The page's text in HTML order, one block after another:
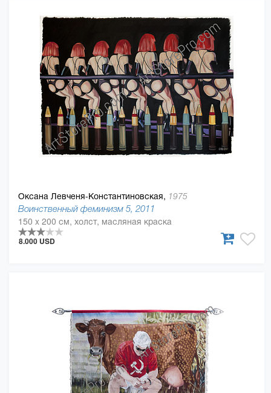
Оксана Левченя-Константиновская, 1975
Воинственный феминизм 5, 2011
150 x 200 см, холст, масляная краска
8.000 USD